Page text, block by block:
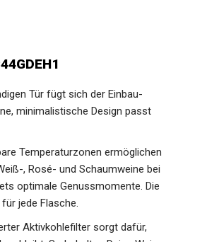
Tür fügt sich der Einbau-
minimalistische Design passt
Temperaturzonen ermöglichen
, Rosé- und Schaumweine bei
optimale Genussmomente. Die
jede Flasche.
Aktivkohlefilter sorgt dafür,